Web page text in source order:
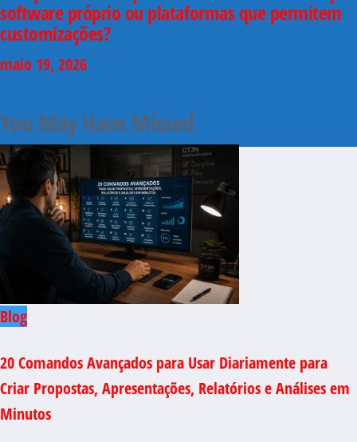
software próprio ou plataformas que permitem
customizações?
maio 19, 2026
You May Have Missed
Blog
20 Comandos Avançados para Usar Diariamente para
Criar Propostas, Apresentações, Relatórios e Análises em
Minutos